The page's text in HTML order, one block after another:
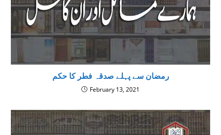
رمضان سے پہلے صدقہ فطر کا حکم
February 13, 2021